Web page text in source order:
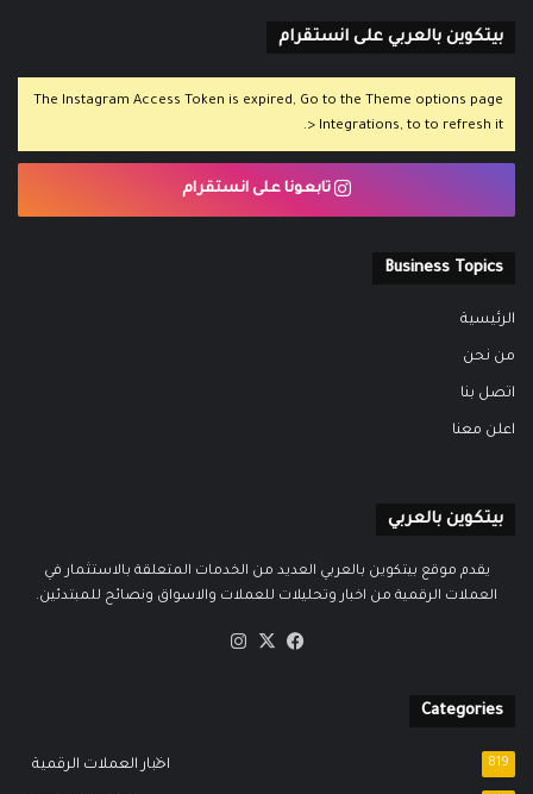
بيتكوين بالعربي على انستقرام
The Instagram Access Token is expired, Go to the Theme options page
> Integrations, to to refresh it.
تابعونا على انستقرام
Business Topics
الرئيسية
من نحن
اتصل بنا
اعلن معنا
بيتكوين بالعربي
يقدم موقع بيتكوين بالعربي العديد من الخدمات المتعلقة بالاستثمار في
العملات الرقمية من اخبار وتحليلات للعملات والاسواق ونصائح للمبتدئين.
فيسبوك
‫X
Categories
اخبار العملات الرقمية 819